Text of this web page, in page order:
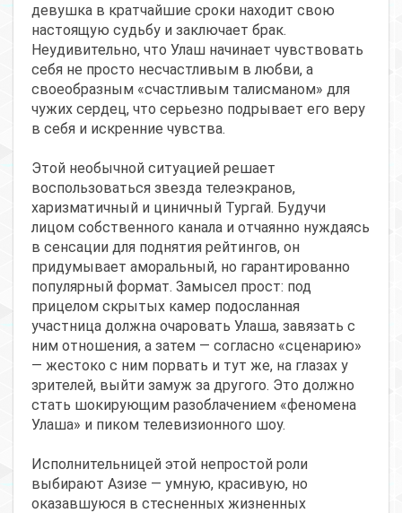
девушка в кратчайшие сроки находит свою
настоящую судьбу и заключает брак.
Неудивительно, что Улаш начинает чувствовать
себя не просто несчастливым в любви, а
своеобразным «счастливым талисманом» для
чужих сердец, что серьезно подрывает его веру
в себя и искренние чувства.
Этой необычной ситуацией решает
воспользоваться звезда телеэкранов,
харизматичный и циничный Тургай. Будучи
лицом собственного канала и отчаянно нуждаясь
в сенсации для поднятия рейтингов, он
придумывает аморальный, но гарантированно
популярный формат. Замысел прост: под
прицелом скрытых камер подосланная
участница должна очаровать Улаша, завязать с
ним отношения, а затем — согласно «сценарию»
— жестоко с ним порвать и тут же, на глазах у
зрителей, выйти замуж за другого. Это должно
стать шокирующим разоблачением «феномена
Улаша» и пиком телевизионного шоу.
Исполнительницей этой непростой роли
выбирают Азизе — умную, красивую, но
оказавшуюся в стесненных жизненных